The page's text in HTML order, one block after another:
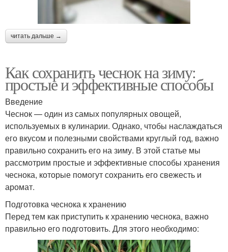
читать дальше →
Как сохранить чеснок на зиму:
простые и эффективные способы
Введение
Чеснок — один из самых популярных овощей,
используемых в кулинарии. Однако, чтобы наслаждаться
его вкусом и полезными свойствами круглый год, важно
правильно сохранить его на зиму. В этой статье мы
рассмотрим простые и эффективные способы хранения
чеснока, которые помогут сохранить его свежесть и
аромат.
Подготовка чеснока к хранению
Перед тем как приступить к хранению чеснока, важно
правильно его подготовить. Для этого необходимо: